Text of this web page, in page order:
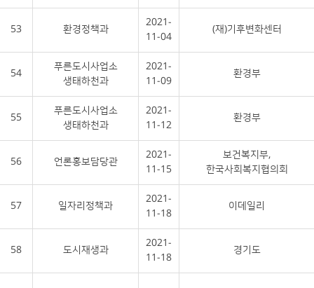
53 환경정책과
2021-
11-04
(재)기후변화센터
54
푸른도시사업소
생태하천과
2021-
11-09
환경부
55
푸른도시사업소
생태하천과
2021-
11-12
환경부
56 언론홍보담당관
2021-
11-15
보건복지부,
한국사회복지협의회
57 일자리정책과
2021-
11-18
이데일리
58 도시재생과
2021-
11-18
경기도